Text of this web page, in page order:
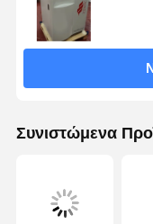
Συνιστώμενα